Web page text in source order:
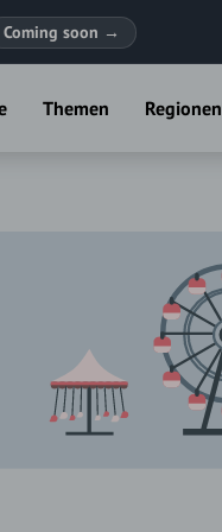
Coming soon →
Themen Regionen